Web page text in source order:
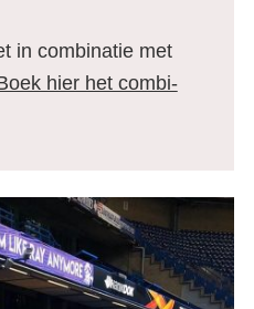
in combinatie met
hier het combi-